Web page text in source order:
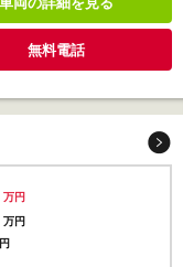
無料電話
万円
万円